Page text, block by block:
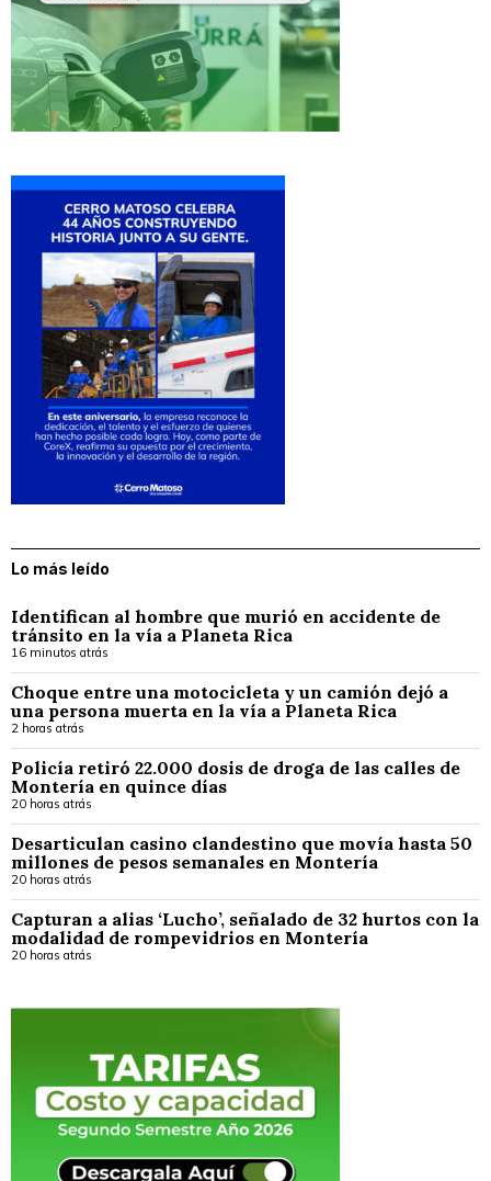
Lo más leído
Identifican al hombre que murió en accidente de
tránsito en la vía a Planeta Rica
16 minutos atrás
Choque entre una motocicleta y un camión dejó a
una persona muerta en la vía a Planeta Rica
2 horas atrás
Policía retiró 22.000 dosis de droga de las calles de
Montería en quince días
20 horas atrás
Desarticulan casino clandestino que movía hasta 50
millones de pesos semanales en Montería
20 horas atrás
Capturan a alias ‘Lucho’, señalado de 32 hurtos con la
modalidad de rompevidrios en Montería
20 horas atrás